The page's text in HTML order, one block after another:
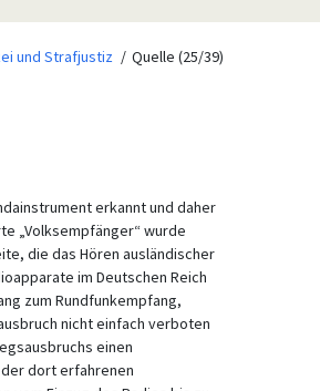
und Strafjustiz Quelle (25/39)
erkannt und daher
„Volksempfänger“ wurde
die das Hören ausländischer
im Deutschen Reich
zum Rundfunkempfang,
nicht einfach verboten
einen
dort erfahrenen